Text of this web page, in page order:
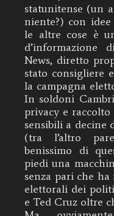
statunitense (un
niente?) con
le altre cose è
d’informazione
News, diretto
stato consigliere
la campagna
In soldoni
privacy e
sensibili a decine
(tra l’altro
benissimo di
piedi una
senza pari che
elettorali dei
e Ted Cruz oltre